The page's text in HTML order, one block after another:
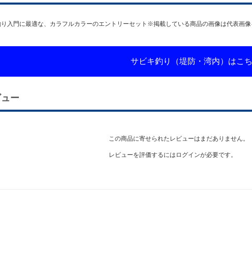
入門に最適な、カラフルカラーのエントリーセット※掲載している商品の画像は代表画
サビキ釣り（堤防・湾内）はこ
ー
この商品に寄せられたレビューはまだありません。
レビューを評価するには ログインが必要です。